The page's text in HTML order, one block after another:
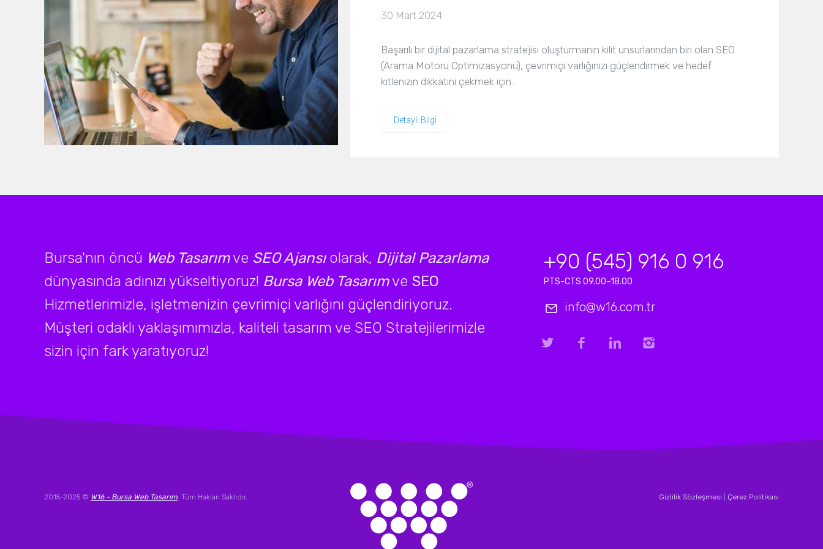
30 Mart 2024
Başarılı bir dijital pazarlama stratejisi oluşturmanın kilit unsurlarından biri olan SEO
(Arama Motoru Optimizasyonu), çevrimiçi varlığınızı güçlendirmek ve hedef
kitlenizin dikkatini çekmek için…
Detaylı Bilgi
Bursa'nın öncü Web Tasarımve SEO Ajansıolarak, Dijital Pazarlama
dünyasında adınızı yükseltiyoruz! Bursa Web Tasarımve SEO
Hizmetlerimizle, işletmenizin çevrimiçi varlığını güçlendiriyoruz.
Müşteri odaklı yaklaşımımızla, kaliteli tasarım ve SEO Stratejilerimizle
sizin için fark yaratıyoruz!
+90 (545) 916 0 916
PTS-CTS 09.00–18.00
info@w16.com.tr
2015-2025 © W16 - Bursa Web Tasarım. Tüm Hakları Saklıdır. Gizlilik Sözleşmesi Çerez Politikası